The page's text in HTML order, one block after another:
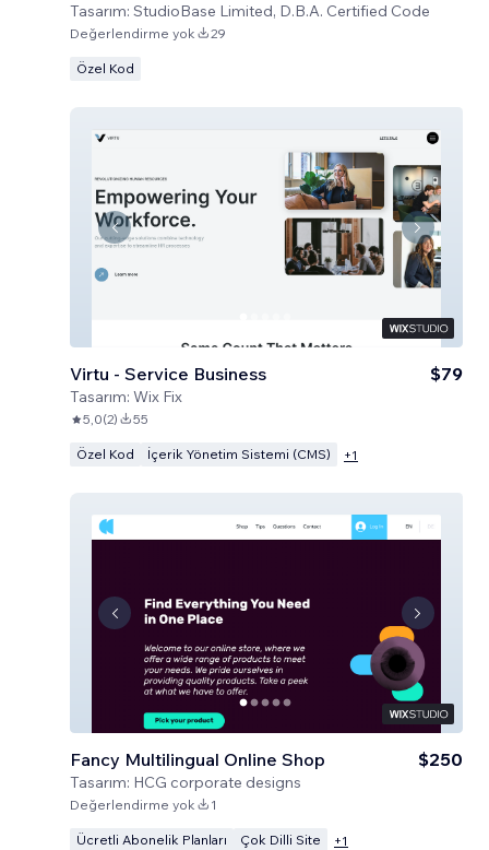
Tasarım: StudioBase Limited, D.B.A. Certified Code
Değerlendirme yok 29
Özel Kod
Virtu - Service Business
Tasarım: Wix Fix
$79
5,0(2) 55
Özel Kod İçerik Yönetim Sistemi (CMS) +1
Fancy Multilingual Online Shop
Tasarım: HCG corporate designs
$250
Değerlendirme yok 1
Ücretli Abonelik Planları Çok Dilli Site +1